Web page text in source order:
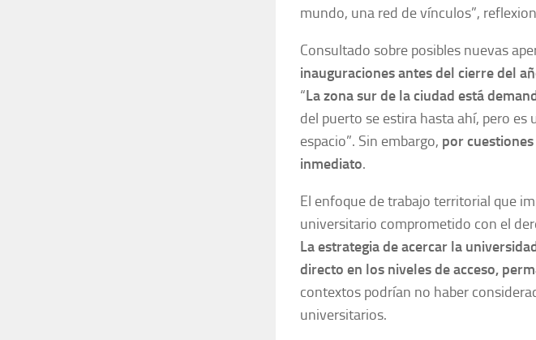
mundo, una red de vínculos”,
Consultado sobre posibles nuevas
inauguraciones antes del cierre del
“La zona sur de la ciudad está
del puerto se estira hasta ahí, pero
espacio”. Sin embargo, por
inmediato.
El enfoque de trabajo territorial que
universitario comprometido con el
La estrategia de acercar la
directo en los niveles de acceso,
contextos podrían no haber
universitarios.